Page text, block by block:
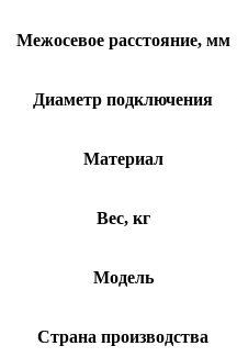
Межосевое расстояние, мм
Диаметр подключения
Материал
Вес, кг
Модель
Страна производства